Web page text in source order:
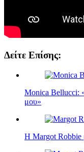
Δείτε Επίσης:
Monica Bellucci:
μου»
Η Margot Robbie